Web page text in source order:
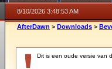
8/10/2026 3:48:53 AM
AfterDawn > Downloads >
Dit is een oude versie van